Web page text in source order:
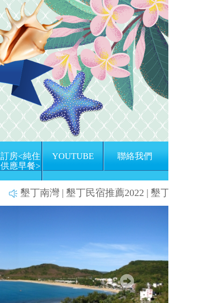
房<純住
應早餐>
YOUTUBE 聯絡我們
南灣 | 墾丁民宿推薦2022 | 墾丁南灣渡假飯店 |